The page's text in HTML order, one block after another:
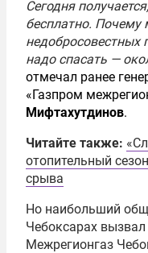
Сегодня
бесплатно.
недобросовестных
надо спасать —
отмечал ранее
«Газпром
Мифтахутдинов.
Читайте также:
отопительный
срыва
Но наибольший
Чебоксарах
Межрегионгаз